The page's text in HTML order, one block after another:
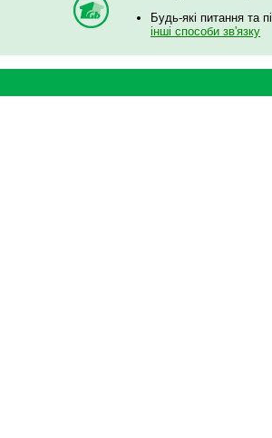
Будь-які питання та
інші способи зв'язку